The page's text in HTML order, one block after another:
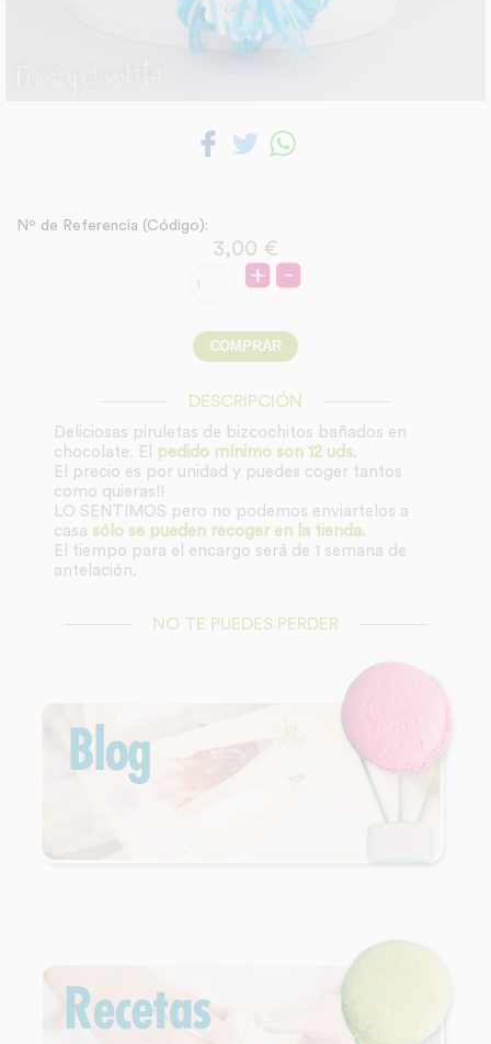
Nº de Referencia (Código):
3,00 €
DESCRIPCIÓN
Deliciosas piruletas de bizcochitos bañados en
chocolate. El
pedido mínimo son 12 uds.
El precio es por unidad y puedes coger tantos
como quieras!!
LO SENTIMOS pero no podemos enviartelos a
casa sólo se pueden recoger en la tienda.
El tiempo para el encargo será de 1 semana de
antelación.
NO TE PUEDES PERDER